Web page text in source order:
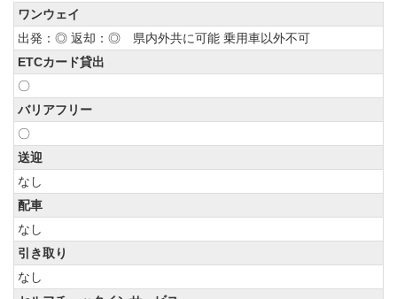
ワンウェイ
出発：◎ 返却：◎ 県内外共に可能 乗用車以外不可
ETCカード貸出
〇
バリアフリー
〇
送迎
なし
配車
なし
引き取り
なし